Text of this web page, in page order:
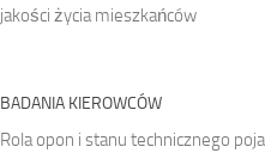
jakości życia mieszkańców
BADANIA KIEROWCÓW
Rola opon i stanu technicznego